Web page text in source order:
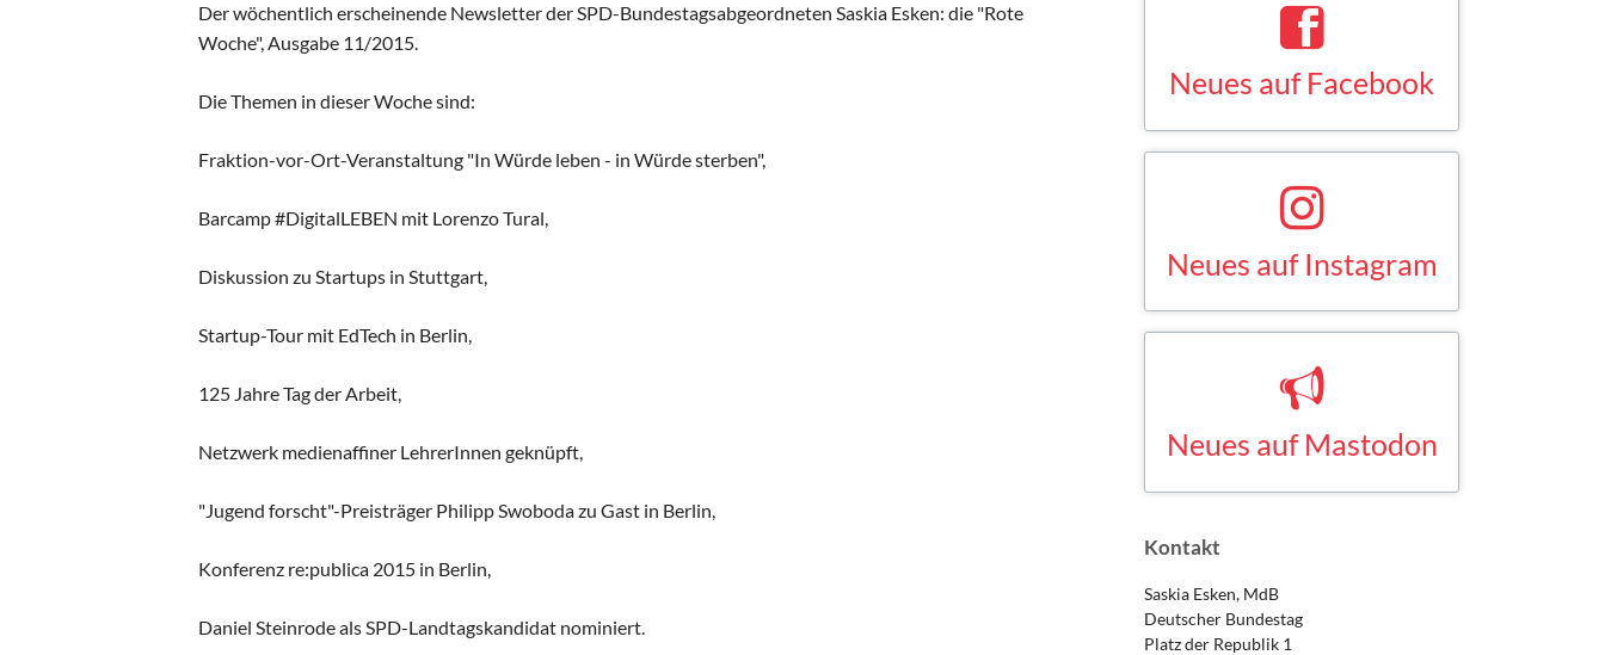
Der wöchentlich erscheinende Newsletter der SPD-Bundestagsabgeordneten Saskia Esken: die "Rote
Woche", Ausgabe 11/2015.
Die Themen in dieser Woche sind:
Fraktion-vor-Ort-Veranstaltung "In Würde leben - in Würde sterben",
Barcamp #DigitalLEBEN mit Lorenzo Tural,
Diskussion zu Startups in Stuttgart,
Startup-Tour mit EdTech in Berlin,
125 Jahre Tag der Arbeit,
Netzwerk medienaffiner LehrerInnen geknüpft,
"Jugend forscht"-Preisträger Philipp Swoboda zu Gast in Berlin,
Konferenz re:publica 2015 in Berlin,
Daniel Steinrode als SPD-Landtagskandidat nominiert.
Neues auf Facebook
Saskia Esken bei Facebook
FACEBOOK
Neues auf Instagram
Saskia Esken bei Instagram
INSTAGRAM
Neues auf Mastodon
Saskia Esken bei Mastodon
MASTODON
Kontakt
Saskia Esken, MdB
Deutscher Bundestag
Platz der Republik 1